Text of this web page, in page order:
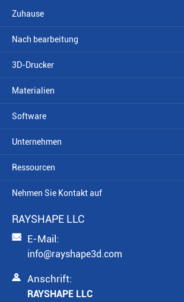
Zuhause
Nach bearbeitung
3D-Drucker
Materialien
Software
Unternehmen
Ressourcen
Nehmen Sie Kontakt auf
RAYSHAPE LLC
 E-Mail:
info@rayshape3d.com
 Anschrift:
RAYSHAPE LLC